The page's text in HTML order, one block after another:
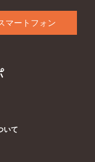
マートフォン
いて